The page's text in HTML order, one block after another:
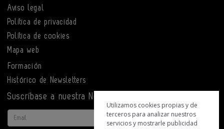
Aviso legal
Política de privacidad
Política de cookies
Mapa web
Formación
Histórico de Newsletters
Suscríbase a nuestra Newsletter
Email
Utilizamos cookies propias y de
terceros para analizar nuestros
servicios y mostrarle publicidad